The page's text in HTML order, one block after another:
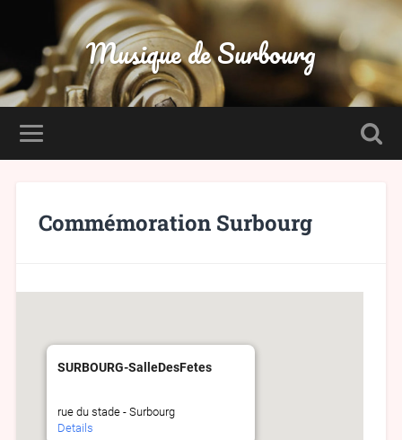
Musique de Surbourg
Commémoration Surbourg
SURBOURG-SalleDesFetes
rue du stade - Surbourg
Details